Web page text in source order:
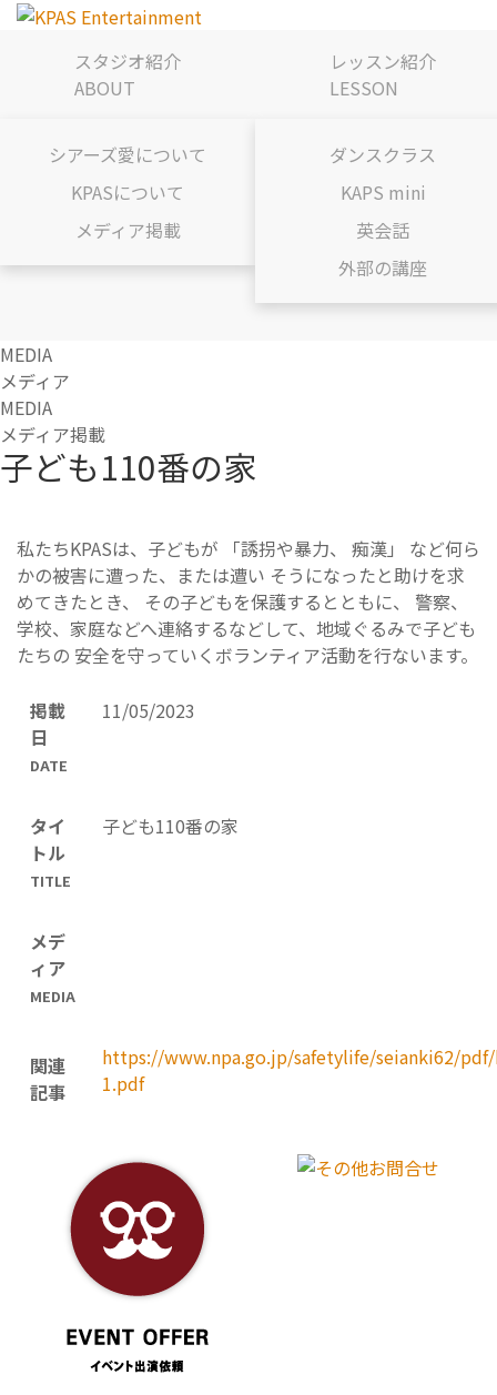
スタジオ紹介
ABOUT
シアーズ愛について
KPASについて
メディア掲載
レッスン紹介
LESSON
ダンスクラス
KAPS mini
英会話
外部の講座
MEDIA
メディア
MEDIA
メディア掲載
子ども110番の家
私たちKPASは、子どもが 「誘拐や暴力、 痴漢」 など何ら
かの被害に遭った、または遭い そうになったと助けを求
めてきたとき、 その子どもを保護するとともに、 警察、
学校、家庭などへ連絡するなどして、地域ぐるみで子ども
たちの 安全を守っていくボランティア活動を行ないます。
掲載
日
DATE
11/05/2023
タイ
トル
TITLE
子ども110番の家
メデ
ィア
MEDIA
関連
記事
https://www.npa.go.jp/safetylife/seianki62/
1.pdf